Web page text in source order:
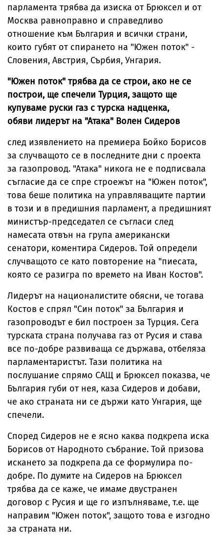
парламента трябва да изиска от Брюксел и от
Москва равноправно и справедливо
отношение към България и всички страни,
които губят от спирането на "Южен поток" -
Словения, Австрия, Сърбия, Унгария.
"Южен поток" трябва да се строи, ако не се
построи, ще спечели Турция, защото ще
купуваме руски газ с турска надценка,
обяви лидерът на "Атака" Волен Сидеров
след изявлението на премиера Бойко Борисов
за случващото се в последните дни с проекта
за газопровод. "Атака" никога не е подписвала
съгласие да се спре строежът на "Южен поток",
това беше политика на управляващите партии
в този и в предишния парламент, а предишният
министър-председател се съгласи след
намесата отвън на група американски
сенатори, коментира Сидеров. Той определи
случващото се като повторение на "пиесата,
която се разигра по времето на Иван Костов".
Лидерът на националистите обясни, че тогава
Костов е спрял "Син поток" за България и
газопроводът е бил построен за Турция. Сега
турската страна получава газ от Русия и става
все по-добре развиваща се държава, отбеляза
парламентаристът. Тази политика на
послушание спрямо САЩ и Брюксел показва, че
България губи от нея, каза Сидеров и добави,
че ако страната ни се държи като Унгария, ще
спечели.
Според Сидеров не е ясно каква подкрепа иска
Борисов от Народното събрание. Той призова
искането за подкрепа да се формулира по-
добре. По думите на Сидеров на Брюксел
трябва да се каже, че имаме двустранен
договор с Русия и ще го изпълняваме, т.е. ще
направим "Южен поток", защото това е изгодно
за страната ни.